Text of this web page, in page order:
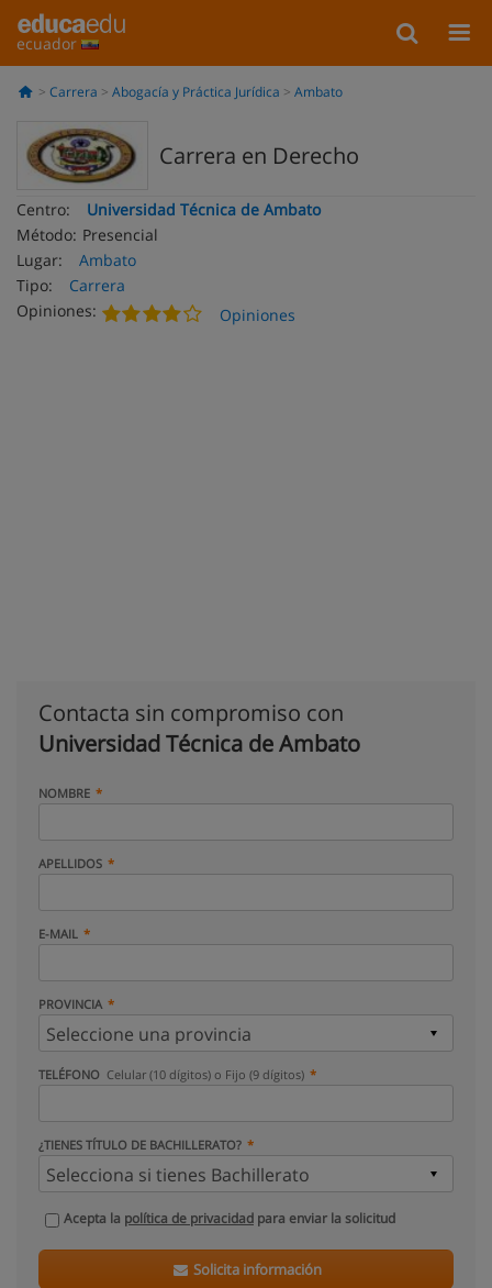
ecuador
Carrera Abogacía y Práctica Jurídica Ambato
Carrera en Derecho
Centro:
Universidad Técnica de Ambato
Método: Presencial
Lugar:
Ambato
Tipo:
Carrera
Opiniones:
Opiniones
Contacta sin compromiso con
Universidad Técnica de Ambato
NOMBRE
APELLIDOS
E-MAIL
PROVINCIA
TELÉFONO Celular (10 dígitos) o Fijo (9 dígitos)
¿TIENES TÍTULO DE BACHILLERATO?
Acepta la política de privacidad para enviar la solicitud
Solicita información